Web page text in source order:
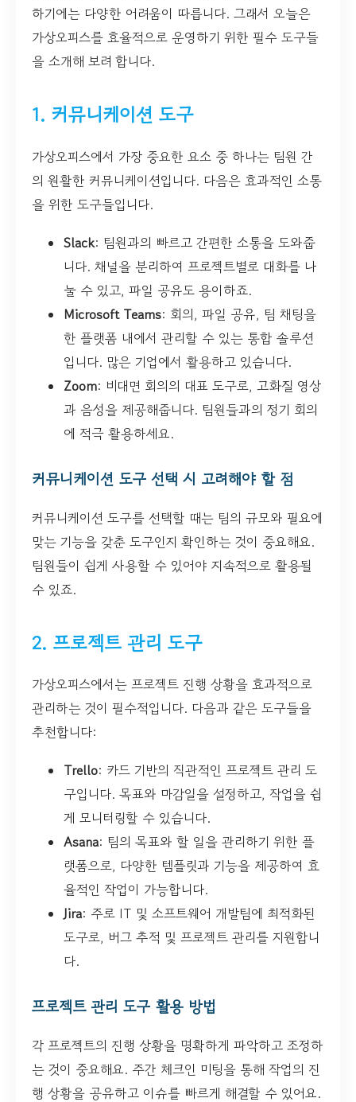
하기에는 다양한 어려움이 따릅니다. 그래서 오늘은
가상오피스를 효율적으로 운영하기 위한 필수 도구들
을 소개해 보려 합니다.
1. 커뮤니케이션 도구
가상오피스에서 가장 중요한 요소 중 하나는 팀원 간
의 원활한 커뮤니케이션입니다. 다음은 효과적인 소통
을 위한 도구들입니다.
Slack: 팀원과의 빠르고 간편한 소통을 도와줍
니다. 채널을 분리하여 프로젝트별로 대화를 나
눌 수 있고, 파일 공유도 용이하죠.
Microsoft Teams: 회의, 파일 공유, 팀 채팅을
한 플랫폼 내에서 관리할 수 있는 통합 솔루션
입니다. 많은 기업에서 활용하고 있습니다.
Zoom: 비대면 회의의 대표 도구로, 고화질 영상
과 음성을 제공해줍니다. 팀원들과의 정기 회의
에 적극 활용하세요.
커뮤니케이션 도구 선택 시 고려해야 할 점
커뮤니케이션 도구를 선택할 때는 팀의 규모와 필요에
맞는 기능을 갖춘 도구인지 확인하는 것이 중요해요.
팀원들이 쉽게 사용할 수 있어야 지속적으로 활용될
수 있죠.
2. 프로젝트 관리 도구
가상오피스에서는 프로젝트 진행 상황을 효과적으로
관리하는 것이 필수적입니다. 다음과 같은 도구들을
추천합니다:
Trello: 카드 기반의 직관적인 프로젝트 관리 도
구입니다. 목표와 마감일을 설정하고, 작업을 쉽
게 모니터링할 수 있습니다.
Asana: 팀의 목표와 할 일을 관리하기 위한 플
랫폼으로, 다양한 템플릿과 기능을 제공하여 효
율적인 작업이 가능합니다.
Jira: 주로 IT 및 소프트웨어 개발팀에 최적화된
도구로, 버그 추적 및 프로젝트 관리를 지원합니
다.
프로젝트 관리 도구 활용 방법
각 프로젝트의 진행 상황을 명확하게 파악하고 조정하
는 것이 중요해요. 주간 체크인 미팅을 통해 작업의 진
행 상황을 공유하고 이슈를 빠르게 해결할 수 있어요.